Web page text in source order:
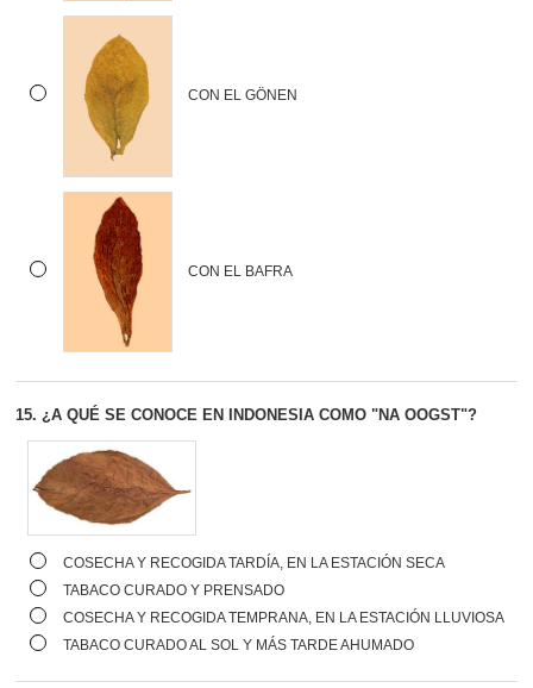
CON EL GÖNEN
CON EL BAFRA
15.¿A QUÉ SE CONOCE EN INDONESIA COMO "NA OOGST"?
COSECHA Y RECOGIDA TARDÍA, EN LA ESTACIÓN SECA
TABACO CURADO Y PRENSADO
COSECHA Y RECOGIDA TEMPRANA, EN LA ESTACIÓN LLUVIOSA
TABACO CURADO AL SOL Y MÁS TARDE AHUMADO